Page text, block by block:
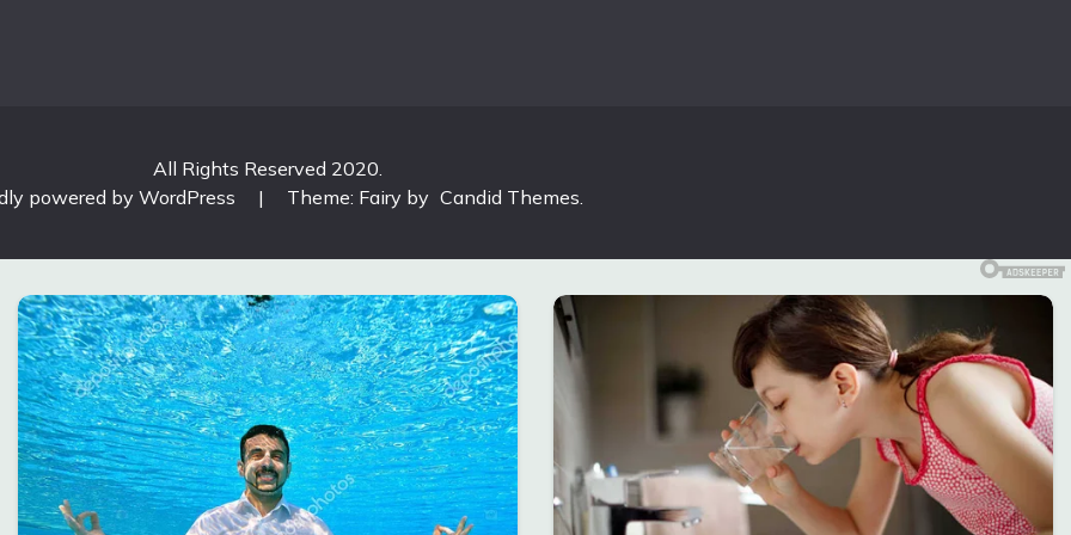
All Rights Reserved 2020.
powered by WordPress
| Theme: Fairy by Candid Themes